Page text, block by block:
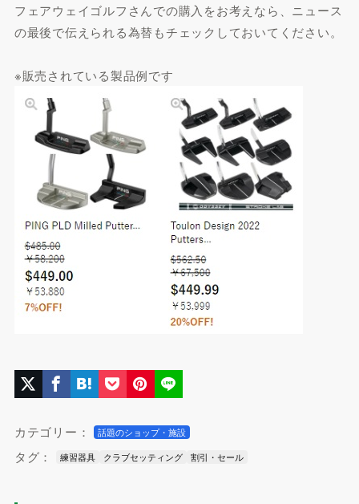
フェアウェイゴルフさんでの購入をお考えなら、ニュース
の最後で伝えられる為替もチェックしておいてください。
※販売されている製品例です
カテゴリー： 話題のショップ・施設
タグ： 練習器具 クラブセッティング 割引・セール